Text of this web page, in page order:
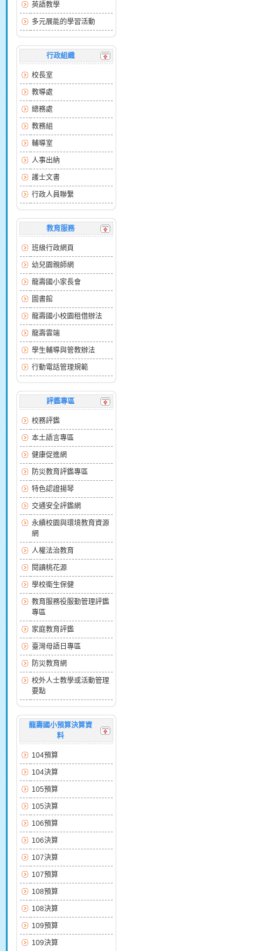
英語教學
多元展能的學習活動
行政組織
校長室
教導處
總務處
教務組
輔導室
人事出納
護士文書
行政人員聯繫
教育服務
班級行政網頁
幼兒園親師網
龍壽國小家長會
圖書館
龍壽國小校園租借辦法
龍壽雲端
學生輔導與管教辦法
行動電話管理規範
評鑑專區
校務評鑑
本土語言專區
健康促進網
防災教育評鑑專區
特色認證揚琴
交通安全評鑑網
永續校園與環境教育資源
網
人權法治教育
閱讀桃花源
學校衛生保健
教育服務役服勤管理評鑑
專區
家庭教育評鑑
臺灣母語日專區
防災教育網
校外人士教學或活動管理
要點
龍壽國小預算決算資
料
104預算
104決算
105預算
105決算
106預算
106決算
107決算
107預算
108預算
108決算
109預算
109決算